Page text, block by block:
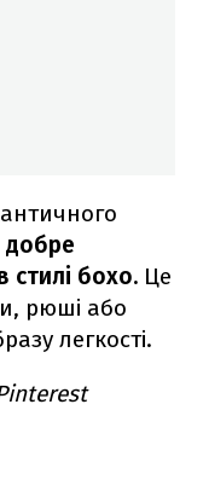
добре
стилі бохо. Це
рюші або
легкості.